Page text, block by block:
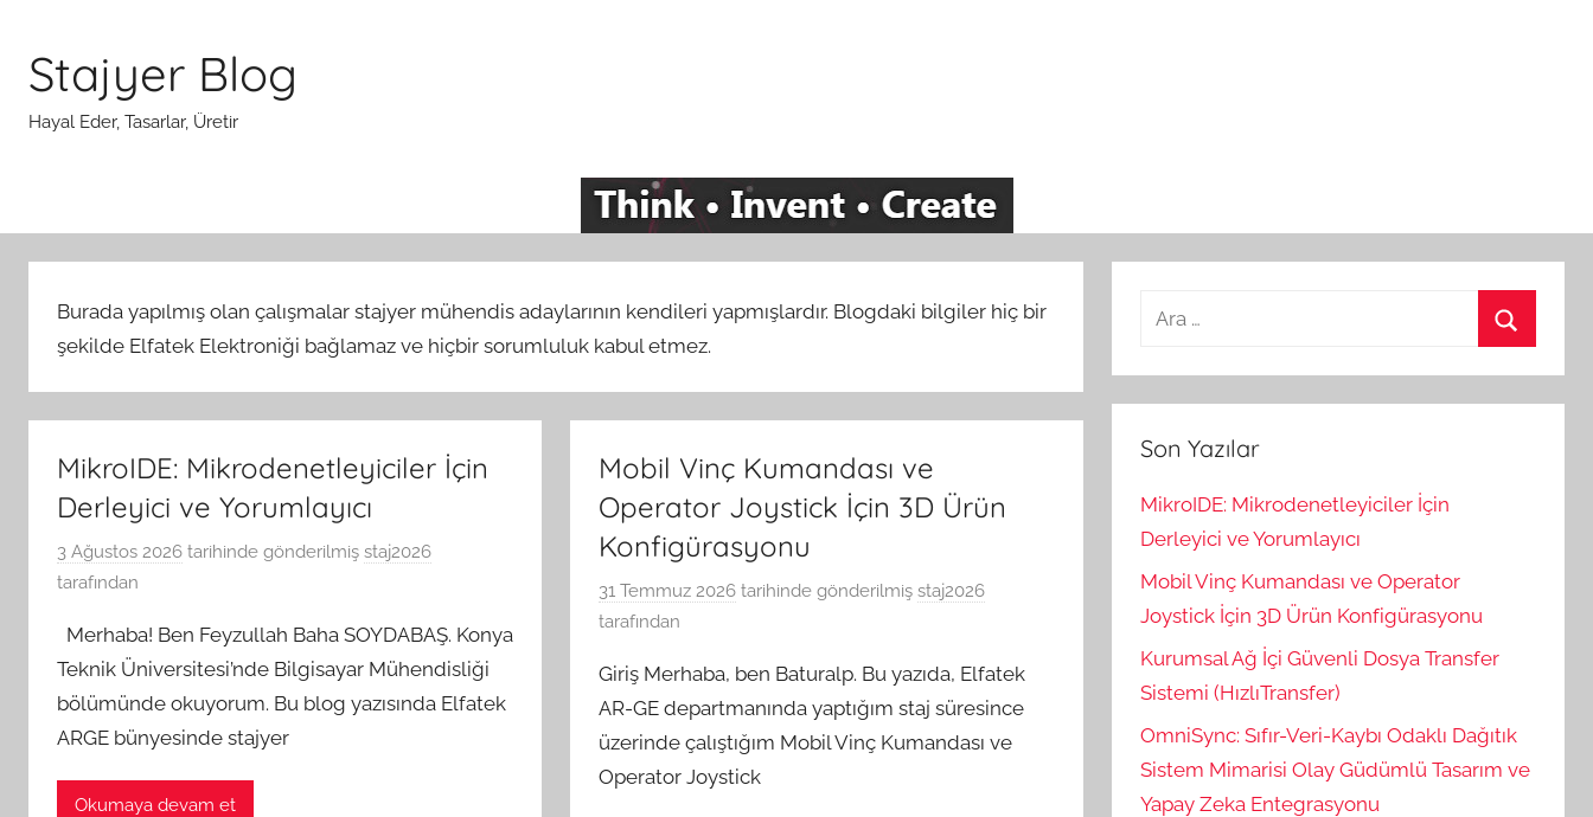
Stajyer Blog
Hayal Eder, Tasarlar, Üretir
Burada yapılmış olan çalışmalar stajyer mühendis adaylarının kendileri yapmışlardır. Blogdaki bilgiler hiç bir
şekilde Elfatek Elektroniği bağlamaz ve hiçbir sorumluluk kabul etmez.
MikroIDE: Mikrodenetleyiciler İçin
Derleyici ve Yorumlayıcı
3 Ağustos 2026 tarihinde gönderilmiş staj2026
tarafından
Merhaba! Ben Feyzullah Baha SOYDABAŞ. Konya
Teknik Üniversitesi’nde Bilgisayar Mühendisliği
bölümünde okuyorum. Bu blog yazısında Elfatek
ARGE bünyesinde stajyer
Okumaya devam et
Mobil Vinç Kumandası ve
Operator Joystick İçin 3D Ürün
Konfigürasyonu
31 Temmuz 2026 tarihinde gönderilmiş staj2026
tarafından
Giriş Merhaba, ben Baturalp. Bu yazıda, Elfatek
AR-GE departmanında yaptığım staj süresince
üzerinde çalıştığım Mobil Vinç Kumandası ve
Operator Joystick
Arama:
Son Yazılar
MikroIDE: Mikrodenetleyiciler İçin
Derleyici ve Yorumlayıcı
Mobil Vinç Kumandası ve Operator
Joystick İçin 3D Ürün Konfigürasyonu
Kurumsal Ağ İçi Güvenli Dosya Transfer
Sistemi (HızlıTransfer)
OmniSync: Sıfır-Veri-Kaybı Odaklı Dağıtık
Sistem Mimarisi Olay Güdümlü Tasarım ve
Yapay Zeka Entegrasyonu